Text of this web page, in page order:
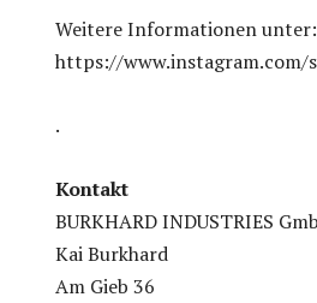
Weitere Informationen
https://www.instagram.com/
.
Kontakt
BURKHARD INDUSTRIES
Kai Burkhard
Am Gieb 36